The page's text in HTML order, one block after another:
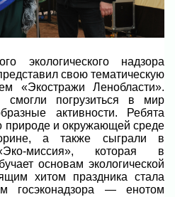
экологического надзора
свою тематическую
«Экостражи Ленобласти».
смогли погрузиться в мир
активности. Ребята
природе и окружающей среде
а также сыграли в
миссия», которая в
основам экологической
хитом праздника стала
госэконадзора — енотом